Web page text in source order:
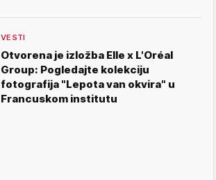
VESTI
Otvorena je izložba Elle x L'Oréal
Group: Pogledajte kolekciju
fotografija "Lepota van okvira" u
Francuskom institutu